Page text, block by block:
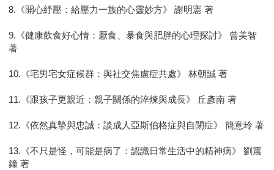
8.《開心紓壓：給壓力一族的心靈妙方》 謝明憲 著
9.《健康飲食好心情：厭食、暴食與肥胖的心理探討》 曾美智
著
10.《宅男宅女症候群：與社交焦慮症共處》 林朝誠 著
11.《跟孩子更親近：親子關係的淬煉與成長》 丘彥南 著
12.《依然真摯與忠誠：談成人亞斯伯格症與自閉症》 簡意玲 著
13.《不只是怪，可能是病了：認識日常生活中的精神病》 劉震
鐘 著